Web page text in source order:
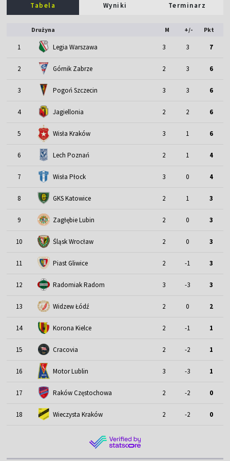
Tabela Wyniki Terminarz
Drużyna M +/- Pkt
1 Legia Warszawa 3 3 7
2 Górnik Zabrze 2 3 6
3 Pogoń Szczecin 3 3 6
4 Jagiellonia 2 2 6
5 Wisła Kraków 3 1 6
6 Lech Poznań 2 1 4
7 Wisła Płock 3 0 4
8 GKS Katowice 2 1 3
9 Zagłębie Lubin 2 0 3
10 Śląsk Wrocław 2 0 3
11 Piast Gliwice 2 -1 3
12 Radomiak Radom 3 -3 3
13 Widzew Łódź 2 0 2
14 Korona Kielce 2 -1 1
15 Cracovia 2 -2 1
16 Motor Lublin 3 -3 1
17 Raków Częstochowa 2 -2 0
18 Wieczysta Kraków 2 -2 0